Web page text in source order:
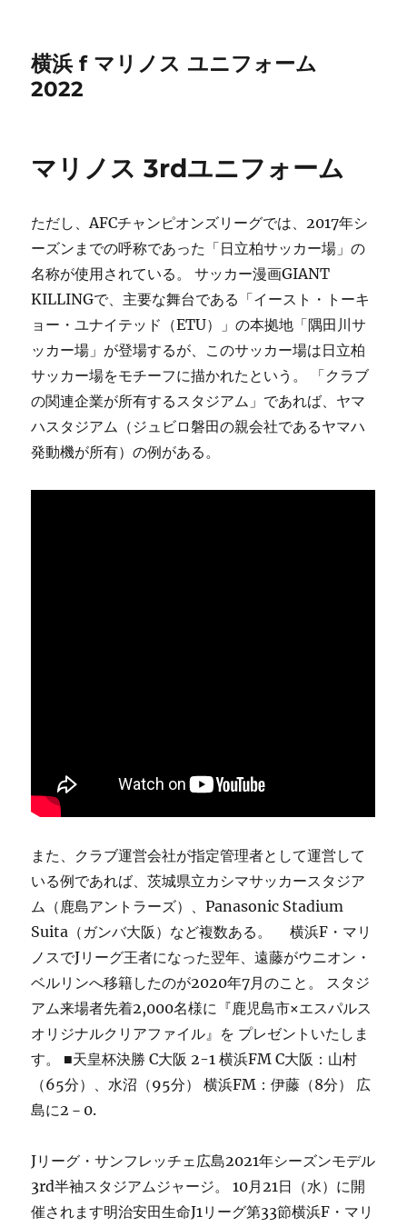
横浜 f マリノス ユニフォーム
2022
マリノス 3rdユニフォーム
ただし、AFCチャンピオンズリーグでは、2017年シ
ーズンまでの呼称であった「日立柏サッカー場」の
名称が使用されている。 サッカー漫画GIANT
KILLINGで、主要な舞台である「イースト・トーキ
ョー・ユナイテッド（ETU）」の本拠地「隅田川サ
ッカー場」が登場するが、このサッカー場は日立柏
サッカー場をモチーフに描かれたという。 「クラブ
の関連企業が所有するスタジアム」であれば、ヤマ
ハスタジアム（ジュビロ磐田の親会社であるヤマハ
発動機が所有）の例がある。
また、クラブ運営会社が指定管理者として運営して
いる例であれば、茨城県立カシマサッカースタジア
ム（鹿島アントラーズ）、Panasonic Stadium
Suita（ガンバ大阪）など複数ある。 横浜F・マリ
ノスでJリーグ王者になった翌年、遠藤がウニオン・
ベルリンへ移籍したのが2020年7月のこと。 スタジ
アム来場者先着2,000名様に『鹿児島市×エスパルス
オリジナルクリアファイル』を プレゼントいたしま
す。 ■天皇杯決勝 C大阪 2-1 横浜FM C大阪：山村
（65分）、水沼（95分） 横浜FM：伊藤（8分） 広
島に2－0.
Jリーグ・サンフレッチェ広島2021年シーズンモデル
3rd半袖スタジアムジャージ。 10月21日（水）に開
催されます明治安田生命J1リーグ第33節横浜F・マリ